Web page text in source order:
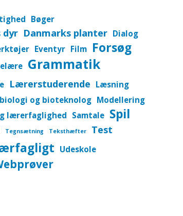
Bøger
dyr Danmarks planter Dialog
Eventyr Film Forsøg
Grammatik
Lærerstuderende Læsning
og bioteknolog Modellering
lærerfaglighed Samtale Spil
Tegnsætning Teksthæfter Test
Udeskole